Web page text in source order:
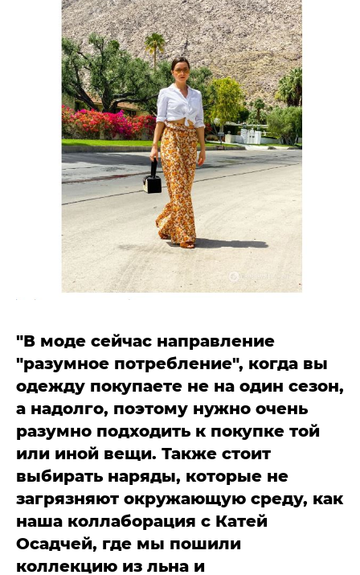
"В моде сейчас направление
"разумное потребление", когда вы
одежду покупаете не на один сезон,
а надолго, поэтому нужно очень
разумно подходить к покупке той
или иной вещи. Также стоит
выбирать наряды, которые не
загрязняют окружающую среду, как
наша коллаборация с Катей
Осадчей, где мы пошили
коллекцию из льна и